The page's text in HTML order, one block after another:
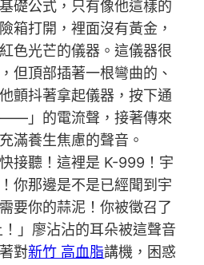
礎公式，只有像他這樣的
箱打開，裡面沒有黃金，
色光芒的儀器。這儀器很
但頂部插著一根彎曲的、
顫抖著拿起儀器，按下通
」的電流聲，接著傳來
滿養生焦慮的聲音。
接聽！這裡是 K-999！宇
你那邊是不是已經聞到宇
要你的蒜泥！你被徵召了
！」廖沾沾的耳朵被這聲音
對新竹 高血脂講機，困惑